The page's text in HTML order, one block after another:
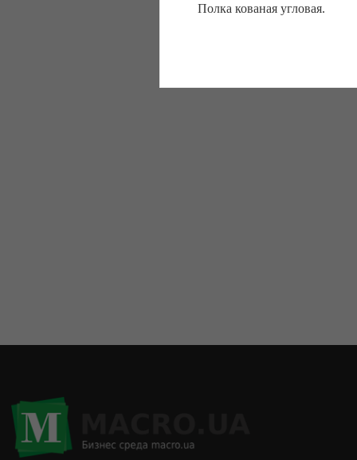
Полка кованая угловая.
1 отзыв(а), 100% положительных